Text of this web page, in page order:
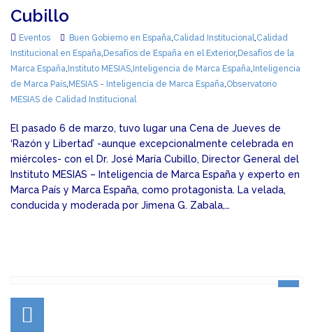
Cubillo
Eventos Buen Gobierno en España,Calidad Institucional,Calidad
Institucional en España, Desafíos de España en el Exterior, Desafíos de la
Marca España, Instituto MESIAS, Inteligencia de Marca España, Inteligencia
de Marca País, MESIAS - Inteligencia de Marca España,Observatorio
MESIAS de Calidad Institucional
El pasado 6 de marzo, tuvo lugar una Cena de Jueves de
‘Razón y Libertad’ -aunque excepcionalmente celebrada en
miércoles- con el Dr. José María Cubillo, Director General del
Instituto MESIAS – Inteligencia de Marca España y experto en
Marca País y Marca España, como protagonista. La velada,
conducida y moderada por Jimena G. Zabala,…